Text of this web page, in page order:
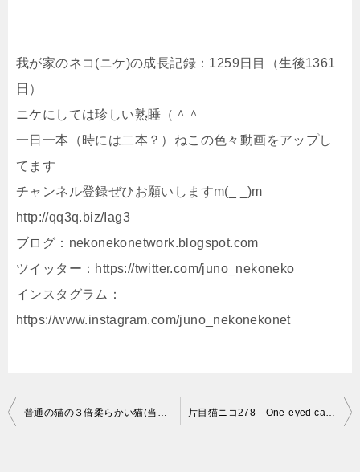
我が家のネコ(ニケ)の成長記録：1259日目（生後1361
日）
ニケにしては珍しい熟睡（＾＾
一日一本（時には二本？）ねこの色々動画をアップし
てます
チャンネル登録ぜひお願いしますm(_ _)m
http://qq3q.biz/Iag3
ブログ：nekonekonetwork.blogspot.com
ツイッター：https://twitter.com/juno_nekoneko
インスタグラム：
https://www.instagram.com/juno_nekonekonet
投
普通の猫の３倍柔らかい猫(当社比)／おまけあり／Soft cat 片目猫ニコ278 One-eyed cat “Nico”